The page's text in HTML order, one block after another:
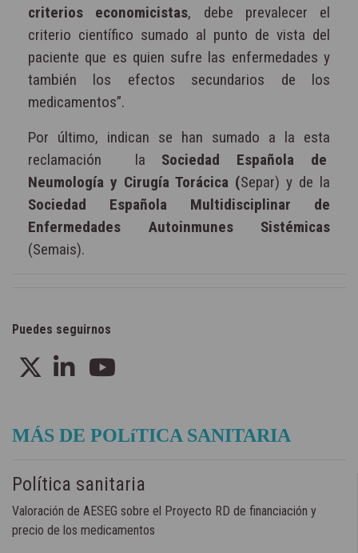
criterios economicistas, debe prevalecer el
criterio científico sumado al punto de vista del
paciente que es quien sufre las enfermedades y
también los efectos secundarios de los
medicamentos”.
Por último, indican se han sumado a la esta
reclamación la Sociedad Española de
Neumología y Cirugía Torácica (Separ) y de la
Sociedad Española Multidisciplinar de
Enfermedades Autoinmunes Sistémicas
(Semais).
Puedes seguirnos
MÁS DE POLíTICA SANITARIA
Política sanitaria
Valoración de AESEG sobre el Proyecto RD de financiación y
precio de los medicamentos